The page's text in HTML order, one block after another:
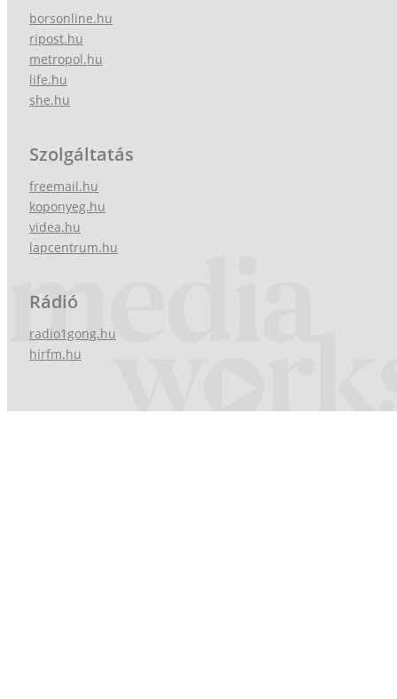
borsonline.hu
ripost.hu
metropol.hu
life.hu
she.hu
Szolgáltatás
freemail.hu
koponyeg.hu
videa.hu
lapcentrum.hu
Rádió
radio1gong.hu
hirfm.hu